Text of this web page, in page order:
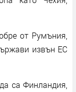
от Румъния,
извън ЕС
са Финландия,